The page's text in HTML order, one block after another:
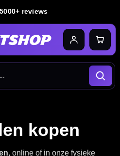
reviews
kopen
, online of in onze fysieke